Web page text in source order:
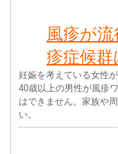
風疹が
疹症候
妊娠を考えている女性
40歳以上の男性が風疹
はできません。家族や
い。